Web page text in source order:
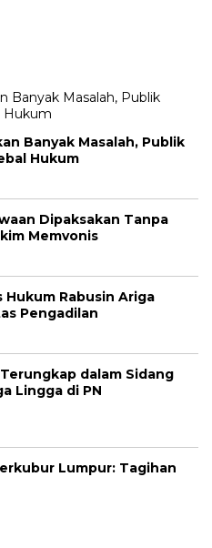
Banyak Masalah, Publik
Hukum
Dipaksakan Tanpa
Memvonis
Rabusin Ariga
Pengadilan
dalam Sidang
Lingga di PN
Lumpur: Tagihan